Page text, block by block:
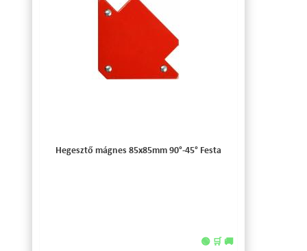
Hegesztő mágnes 85x85mm 90°-45° Festa
🟢 🛒 🚚